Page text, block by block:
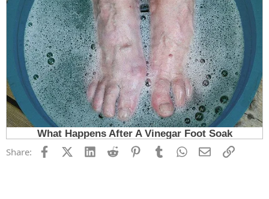
Share: FacebookX (Twitter)
LinkedInReddit PinterestTumblrWhatsApp
EmailLink